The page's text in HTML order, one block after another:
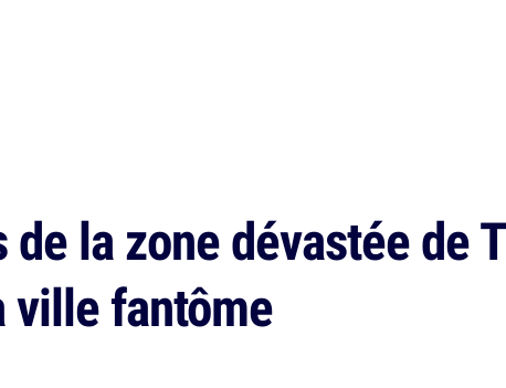
de la zone dévastée de
ville fantôme